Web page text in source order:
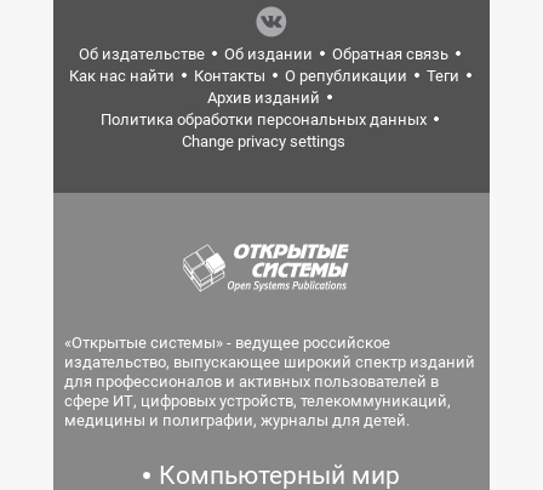
Об издательстве Об издании
Обратная связь
Как нас найти
Контакты О републикации
Теги
Архив изданий
Политика обработки персональных данных
Change privacy settings
«Открытые системы» - ведущее российское
издательство, выпускающее широкий спектр изданий
для профессионалов и активных пользователей в
сфере ИТ, цифровых устройств, телекоммуникаций,
медицины и полиграфии, журналы для детей.
Компьютерный мир